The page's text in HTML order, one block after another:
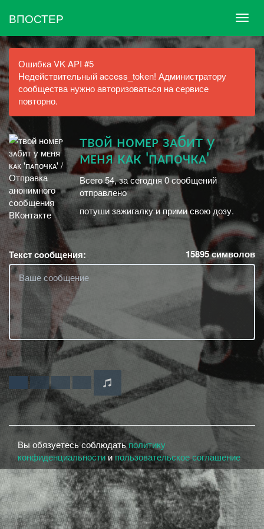
ВПОСТЕР
Ошибка VK API #5
Недействительный access_token! Администратору
сообщества нужно авторизоваться на сервисе
повторно.
твой номᴇᴘ зᴀбит у
мᴇня кᴀк 'пᴀпочкᴀ'
Всего 54, за сегодня 0 сообщений
отправлено
потуши зажигалку и прими свою дозу.
Текст сообщения: 15895символов
Вы обязуетесь соблюдатьполитику
конфиденциальности ипользовательское соглашение